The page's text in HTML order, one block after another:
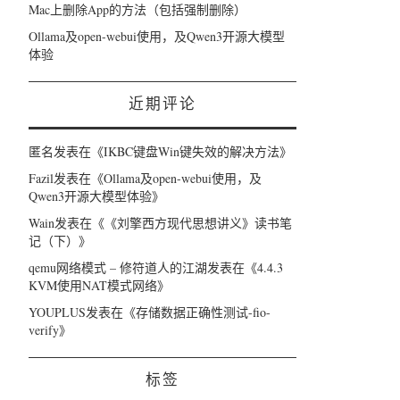
Mac上删除App的方法（包括强制删除）
Ollama及open-webui使用，及Qwen3开源大模型
体验
近期评论
匿名发表在《IKBC键盘Win键失效的解决方法》
Fazil发表在《Ollama及open-webui使用，及
Qwen3开源大模型体验》
Wain发表在《《刘擎西方现代思想讲义》读书笔
记（下） 》
qemu网络模式 – 修符道人的江湖发表在《4.4.3
KVM使用NAT模式网络》
YOUPLUS发表在《存储数据正确性测试-fio-
verify》
标签